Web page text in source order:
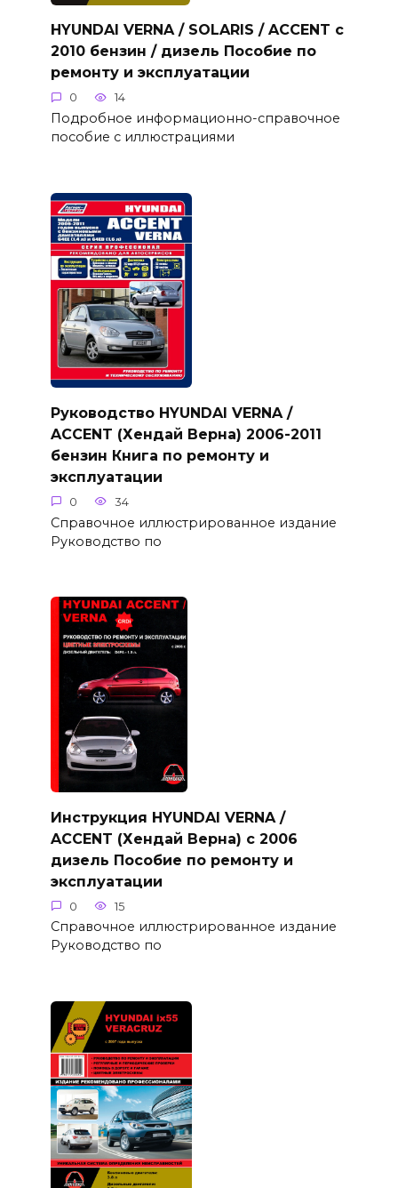
HYUNDAI VERNA / SOLARIS / ACCENT с
2010 бензин / дизель Пособие по
ремонту и эксплуатации
0 14
Подробное информационно-справочное
пособие с иллюстрациями
Руководство HYUNDAI VERNA /
ACCENT (Хендай Верна) 2006-2011
бензин Книга по ремонту и
эксплуатации
0 34
Справочное иллюстрированное издание
Руководство по
Инструкция HYUNDAI VERNA /
ACCENT (Хендай Верна) с 2006
дизель Пособие по ремонту и
эксплуатации
0 15
Справочное иллюстрированное издание
Руководство по